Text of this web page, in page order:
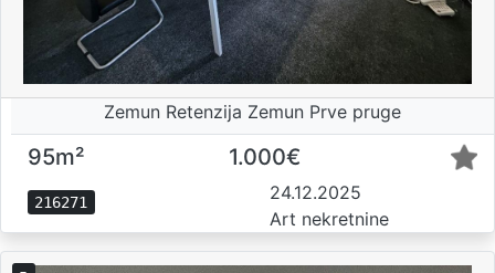
Zemun Retenzija Zemun Prve pruge
95m² 1.000€
216271
24.12.2025
Art nekretnine